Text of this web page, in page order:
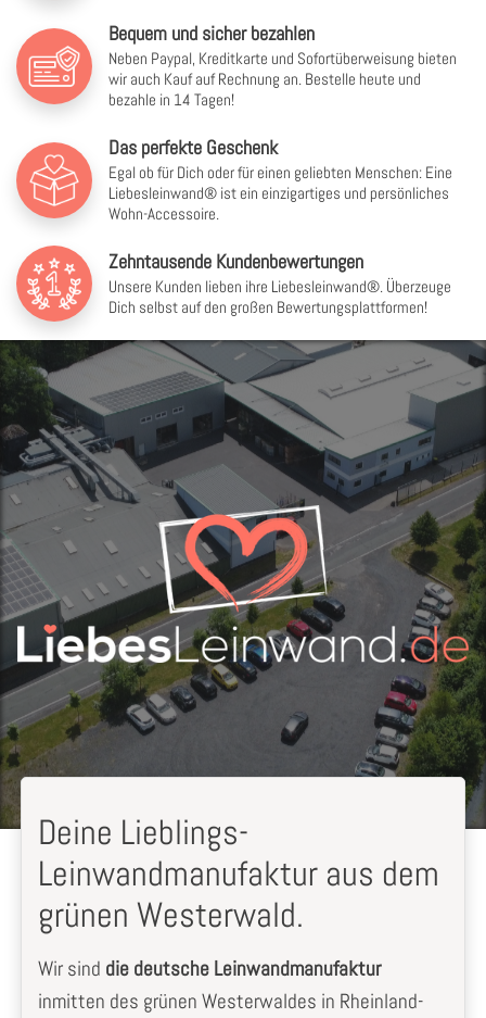
Bequem und sicher bezahlen
Neben Paypal, Kreditkarte und Sofortüberweisung bieten
wir auch Kauf auf Rechnung an. Bestelle heute und
bezahle in 14 Tagen!
Das perfekte Geschenk
Egal ob für Dich oder für einen geliebten Menschen: Eine
Liebesleinwand® ist ein einzigartiges und persönliches
Wohn-Accessoire.
Zehntausende Kundenbewertungen
Unsere Kunden lieben ihre Liebesleinwand®. Überzeuge
Dich selbst auf den großen Bewertungsplattformen!
Deine Lieblings-
Leinwandmanufaktur aus dem
grünen Westerwald.
Wir sind die deutsche Leinwandmanufaktur
inmitten des grünen Westerwaldes in Rheinland-